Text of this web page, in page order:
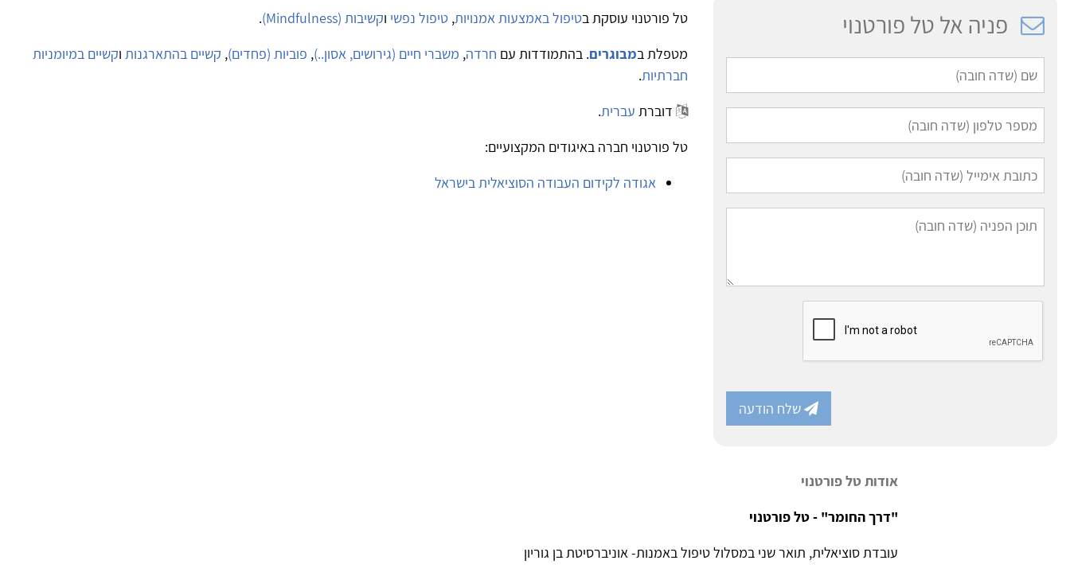
פניה אל טל פורטנוי
שלח הודעה
טל פורטנוי עוסקת בטיפול באמצעות אמנויות, טיפול נפשי וקשיבות (Mindfulness)
.
מטפלת במבוגרים. בהתמודדות עם חרדה, משברי חיים (גירושים, אסון..), פוביות (פחדים), קשיים בהתארגנות וקשיים במיומניות
חברתיות.
דוברת עברית.
טל פורטנוי חברה באיגודים המקצועיים:
אגודה לקידום העבודה הסוציאלית בישראל
אודות טל פורטנוי
"דרך החומר" - טל פורטנוי
עובדת סוציאלית, תואר שני במסלול טיפול באמנות- אוניברסיטת בן גוריון